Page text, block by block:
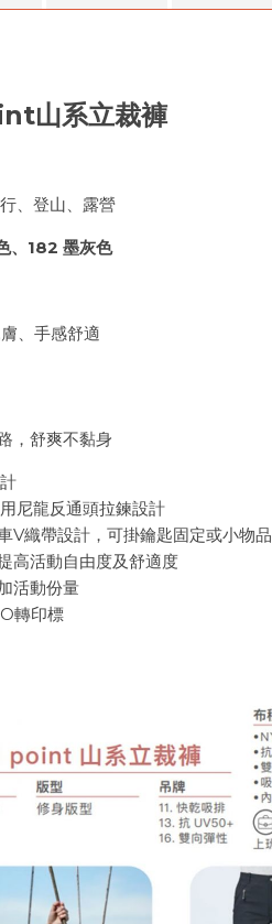
山系立裁褲
、登山、露營
、182 墨灰色
、手感舒適
舒爽不黏身
龍反通頭拉鍊設計
帶設計，可掛鑰匙固定或小物品
動自由度及舒適度
動份量
印標